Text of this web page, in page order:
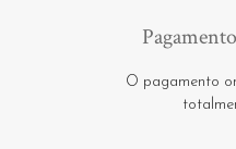
O pagamento